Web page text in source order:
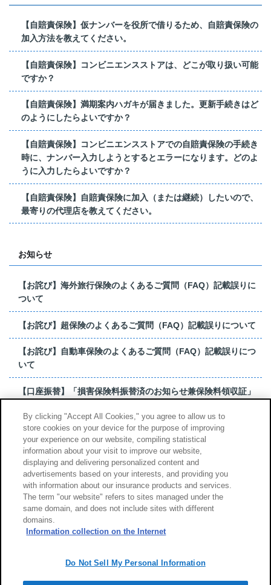
【自賠責保険】仮ナンバーを役所で借りるため、自賠責保険の
加入方法を教えてください。
【自賠責保険】コンビニエンスストアは、どこが取り扱い可能
ですか？
【自賠責保険】満期案内ハガキが届きました。更新手続きはど
のようにしたらよいですか？
【自賠責保険】コンビニエンスストアでの自賠責保険の手続き
時に、ナンバー入力しようとするとエラーになります。どのよ
うに入力したらよいですか？
【自賠責保険】自賠責保険に加入（または継続）したいので、
最寄りの代理店を教えてください。
お知らせ
【お詫び】海外旅行保険のよくあるご質問（FAQ）記載誤りに
ついて
【お詫び】超保険のよくあるご質問（FAQ）記載誤りについて
【お詫び】自動車保険のよくあるご質問（FAQ）記載誤りにつ
いて
【口座振替】「損害保険料振替済のお知らせ兼保険料領収証」
【お詫び】超保険のよくあるご質問（FAQ）記載誤りについて
もっと見る
サイトのご利用について
勧誘方針
By clicking "Accept All Cookies," you agree to allow us to
store cookies on your device for the purpose of improving
your experience on our website, compiling statistical
information about your visit to improve our website,
displaying and delivering personalized content and
advertisements based on your interests, and providing you
with information about our insurance products and services.
The term "our website" refers to sites managed under the
same domain, and does not include sites with different
domains.
Information collection on the Internet
Do Not Sell My Personal Information